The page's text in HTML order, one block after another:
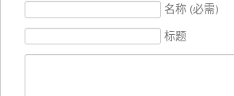
名称 (必需)
标题